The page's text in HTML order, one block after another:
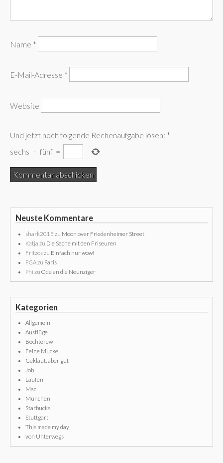
Name *
E-Mail-Adresse *
Website
Und jetzt noch folgende Rechenaufgabe lösen: *
sechs − fünf =
Neuste Kommentare
shark2015 zu Moon over Friedenheimer Street
Katja zu Die Sache mit den Friseuren
Fritzoszu Einfach nur wow!
PGAzu Paris
Phi zu Ode an die Neunziger
Kategorien
Allgemein
Ausflüge
Bechterew
Feine Mucke
Geklaut, aber gut
Job
Laufen
Mac
München
Starbucks
Stuttgart
This made my day
von Unterwegs